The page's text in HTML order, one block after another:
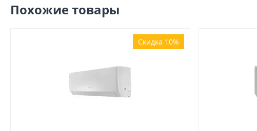
Похожие товары
Скидка 10%